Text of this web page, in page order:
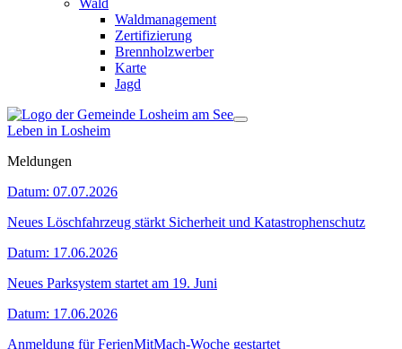
Wald
Waldmanagement
Zertifizierung
Brennholzwerber
Karte
Jagd
Leben in Losheim
Meldungen
Datum: 07.07.2026
Neues Löschfahrzeug stärkt Sicherheit und Katastrophenschutz
Datum: 17.06.2026
Neues Parksystem startet am 19. Juni
Datum: 17.06.2026
Anmeldung für FerienMitMach-Woche gestartet